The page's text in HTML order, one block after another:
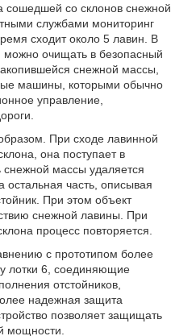
сошедшей со склонов снежной
службами мониторинг
сходит около 5 лавин. В
можно очищать в безопасный
снежной массы,
машины, которыми обычно
управление,
При сходе лавинной
она поступает в
снежной массы удаляется
остальная часть, описывая
При этом объект
снежной лавины. При
процесс повторяется.
с прототипом более
лотки 6, соединяющие
отстойников,
надежная защита
позволяет защищать
мощности.